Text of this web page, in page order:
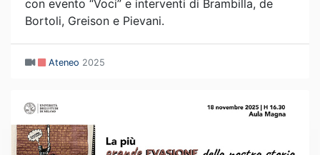
con evento “Voci” e interventi di Brambilla, de
Bortoli, Greison e Pievani.
Ateneo 2025